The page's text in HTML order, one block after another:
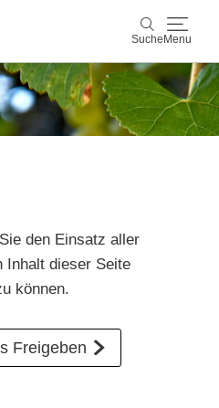
Suche Menu
Suche
& Genuss
& Service
Blog Karte
den Einsatz aller
Inhalt dieser Seite
können.
Freigeben